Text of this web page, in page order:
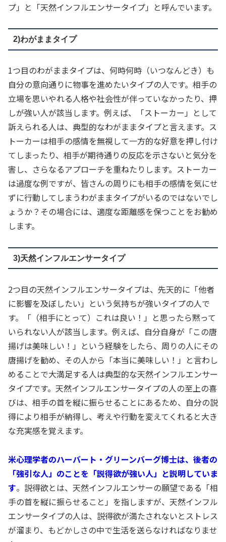
プ」と「天然インフルエンサータイプ」と呼んでいます。
2)わがままタイプ
1つ目のわがままタイプは、何時何時（いつなんどき）も
自分の意向通りに物事を進めたいタイプの人です。相手の
立場を思いやれる人格や社会性が伴っていなかったり、押
しが強い人が該当します。例えば、「ストーカー」として
訴えられる人は、典型的なわがままタイプと言えます。ス
トーカーは相手の感情を無視して一方的な好意を押し付け
てしまったり、相手が期待通りの反応を示さないと気分を
害し、さらなるアプローチを重ねたりします。ストーカー
は過度な例ですが、皆さんの周りにも相手の感情を気にせ
ずに行動してしまうわがままタイプがいるのではないでし
ょうか？その場合には、適度な距離感を保つことをお勧め
します。
3)天然インフルエンサータイプ
2つ目の天然インフルエンサータイプは、先天的に「他者
に影響を及ぼしたい」という気持ちが強いタイプの人で
す。「（相手にとって）これは良い！」と思ったら黙って
いられない人が該当します。例えば、自分自身が「この唐
揚げは美味しい！」という経験をしたら、周りの人にその
唐揚げを勧め、その人から「本当に美味しい！」と言わし
めることで大満足する人は典型的な天然インフルエンサー
タイプです。天然インフルエンサータイプの人の至上の喜
びは、相手の首を縦に振らせることにあるため、自分の説
得により相手が納得し、考えや行動を変えてくれると大き
な充実感を覚えます。
米心理学者のハーバート・グリーンバーグ博士は、後者の
「強引な人」のことを「説得欲が強い人」と説明していま
す。説得欲とは、天然インフルエンサーの願望である「相
手の首を縦に振らせること」を指しますが、天然インフル
エンサータイプの人は、説得欲が満たされないとストレス
が溜まり、もどかしさの中で生活を送らなければなりませ